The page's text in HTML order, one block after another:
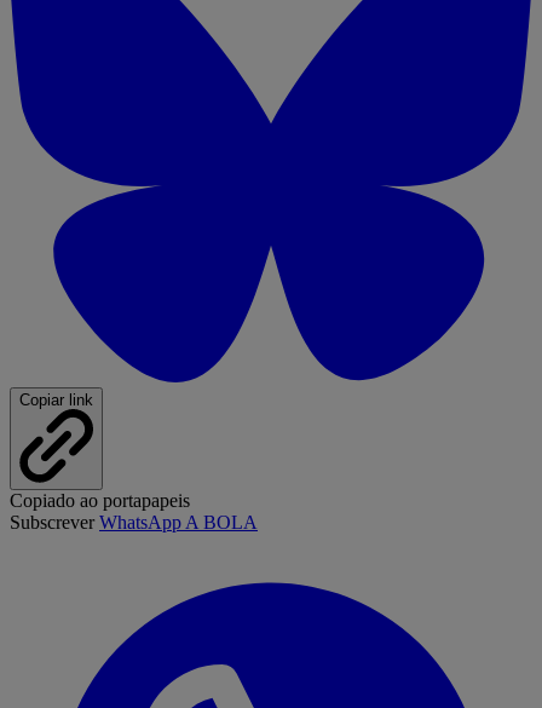
Copiar link
Copiado ao portapapeis
SubscreverWhatsApp A BOLA